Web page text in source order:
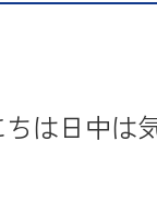
は日中は